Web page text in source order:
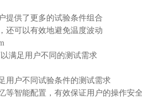
提供了更多的试验条件组合
还可以有效地避免温度波动
满足用户不同的测试需求
用户不同试验条件的测试需求
智能配置，有效保证用户的操作安全